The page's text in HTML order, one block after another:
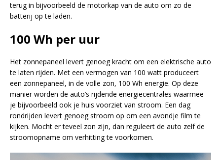
terug in bijvoorbeeld de motorkap van de auto om zo de
batterij op te laden.
100 Wh per uur
Het zonnepaneel levert genoeg kracht om een elektrische auto
te laten rijden. Met een vermogen van 100 watt produceert
een zonnepaneel, in de volle zon, 100 Wh energie. Op deze
manier worden de auto’s rijdende energiecentrales waarmee
je bijvoorbeeld ook je huis voorziet van stroom. Een dag
rondrijden levert genoeg stroom op om een avondje film te
kijken. Mocht er teveel zon zijn, dan reguleert de auto zelf de
stroomopname om verhitting te voorkomen.